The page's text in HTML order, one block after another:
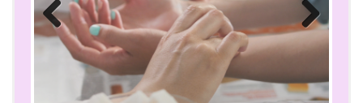
Previo
Next